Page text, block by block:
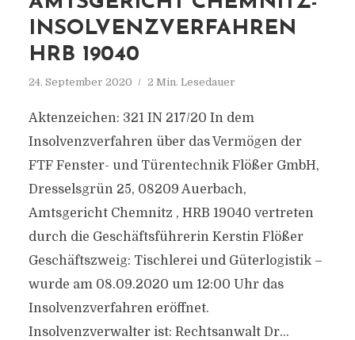
INSOLVENZVERFAHREN
HRB 19040
24. September 2020 2 Min. Lesedauer
Aktenzeichen: 321 IN 217/20 In dem
Insolvenzverfahren über das Vermögen der
FTF Fenster- und Türentechnik Flößer GmbH,
Dresselsgrün 25, 08209 Auerbach,
Amtsgericht Chemnitz , HRB 19040 vertreten
durch die Geschäftsführerin Kerstin Flößer
Geschäftszweig: Tischlerei und Güterlogistik –
wurde am 08.09.2020 um 12:00 Uhr das
Insolvenzverfahren eröffnet.
Insolvenzverwalter ist: Rechtsanwalt Dr...